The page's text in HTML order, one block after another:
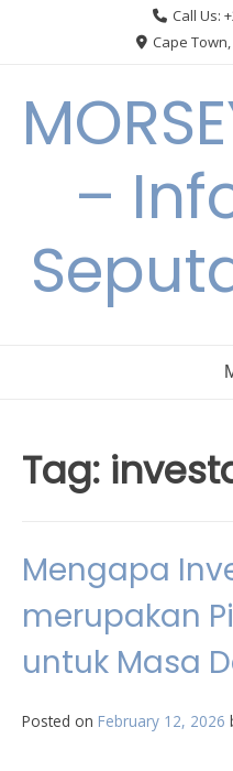
Call Us:
Cape
–
Tag:
Mengapa
merupakan
untuk Masa
Posted on February 12, 2026